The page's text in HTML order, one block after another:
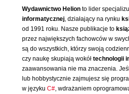
Wydawnictwo Helion to lider
informatycznej, działający na rynku
od 1991 roku. Nasze publikacje to
przez największych fachowców w
są do wszystkich, którzy swoją
czy naukę skupiają wokół technologii
zaawansowania nie ma znaczenia.
lub hobbystycznie zajmujesz się
w języku C#, wdrażaniem